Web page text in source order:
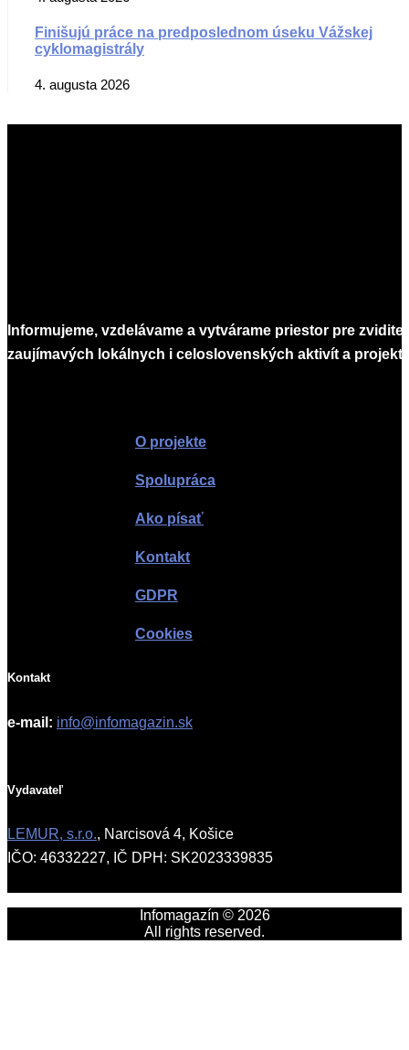
Finišujú práce na predposlednom úseku Vážskej
cyklomagistrály
4. augusta 2026
Informujeme, vzdelávame a vytvárame priestor pre
zaujímavých lokálnych i celoslovenských aktivít a
O projekte
Spolupráca
Ako písať
Kontakt
GDPR
Cookies
Kontakt
e-mail: info@infomagazin.sk
Vydavateľ
LEMUR, s.r.o., Narcisová 4, Košice
IČO: 46332227, IČ DPH: SK2023339835
Infomagazín © 2026
All rights reserved.